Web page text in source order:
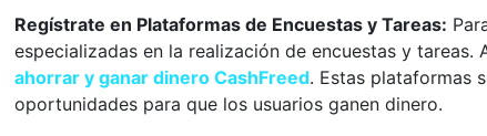
Regístrate en Plataformas de Encuestas y Tareas:
especializadas en la realización de encuestas y
ahorrar y ganar dinero CashFreed. Estas plataformas
oportunidades para que los usuarios ganen dinero.